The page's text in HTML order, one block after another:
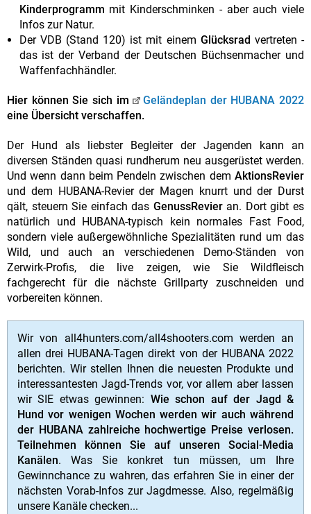
Kinderprogramm mit Kinderschminken - aber auch viele
Infos zur Natur.
Der VDB (Stand 120) ist mit einem Glücksrad vertreten -
das ist der Verband der Deutschen Büchsenmacher und
Waffenfachhändler.
Hier können Sie sich im
Geländeplan der HUBANA 2022
eine Übersicht verschaffen.
Der Hund als liebster Begleiter der Jagenden kann an
diversen Ständen quasi rundherum neu ausgerüstet werden.
Und wenn dann beim Pendeln zwischen dem AktionsRevier
und dem HUBANA-Revier der Magen knurrt und der Durst
qält, steuern Sie einfach das GenussRevier an. Dort gibt es
natürlich und HUBANA-typisch kein normales Fast Food,
sondern viele außergewöhnliche Spezialitäten rund um das
Wild, und auch an verschiedenen Demo-Ständen von
Zerwirk-Profis, die live zeigen, wie Sie Wildfleisch
fachgerecht für die nächste Grillparty zuschneiden und
vorbereiten können.
Wir von all4hunters.com/all4shooters.com werden an
allen drei HUBANA-Tagen direkt von der HUBANA 2022
berichten. Wir stellen Ihnen die neuesten Produkte und
interessantesten Jagd-Trends vor, vor allem aber lassen
wir SIE etwas gewinnen: Wie schon auf der Jagd &
Hund vor wenigen Wochen werden wir auch während
der HUBANA zahlreiche hochwertige Preise verlosen.
Teilnehmen können Sie auf unseren Social-Media
Kanälen. Was Sie konkret tun müssen, um Ihre
Gewinnchance zu wahren, das erfahren Sie in einer der
nächsten Vorab-Infos zur Jagdmesse. Also, regelmäßig
unsere Kanäle checken...